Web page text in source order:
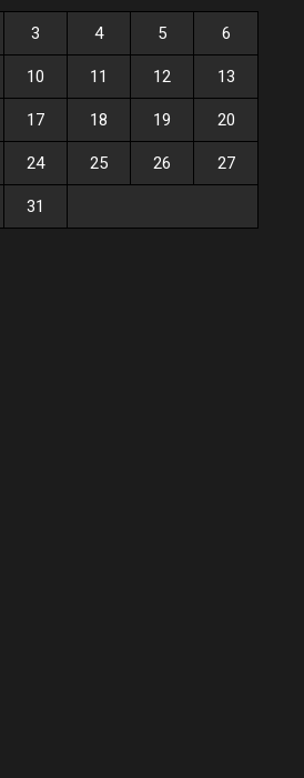
3 4 5 6
10 11 12 13
17 18 19 20
24 25 26 27
31